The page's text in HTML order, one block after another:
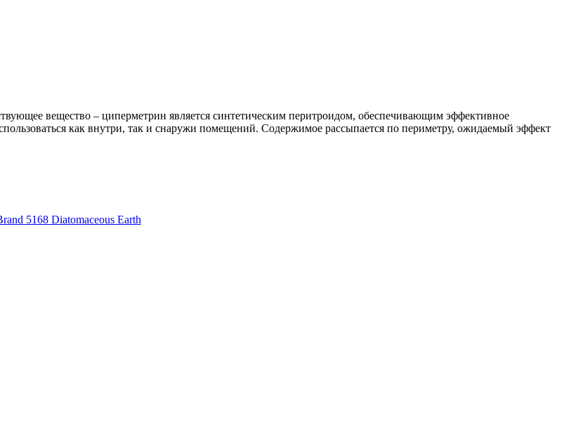
вещество – циперметрин является синтетическим перитроидом, обеспечивающим эффективное
как внутри, так и снаружи помещений. Содержимое рассыпается по периметру, ожидаемый эффект